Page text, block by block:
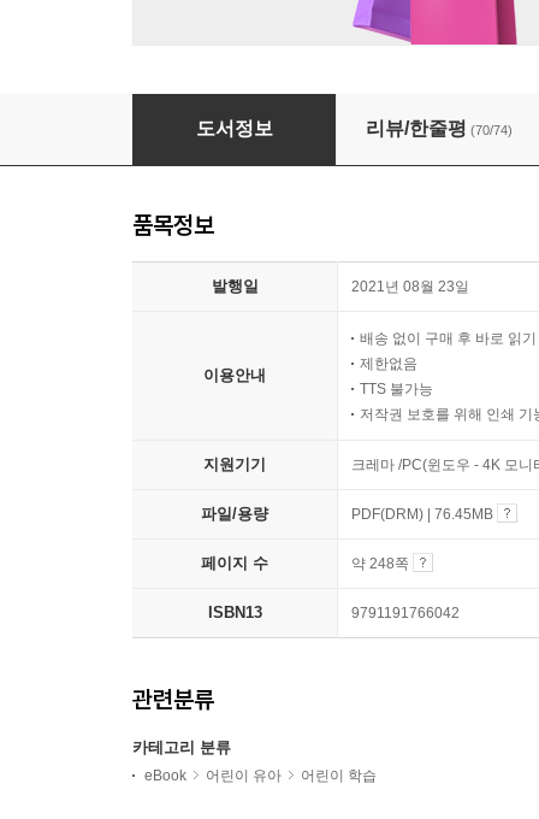
초등 사자소학
도서정보 리뷰/한줄평 (70/74)
품목정보
발행일 2021년 08월 23일
이용안내
배송 없이 구매 후 바로 읽기
제한없음
TTS 불가능
저작권 보호를 위해 인쇄 기
지원기기 크레마 /PC(윈도우 - 4K 모
파일/용량 PDF(DRM) | 76.45MB
페이지 수 약 248쪽
ISBN13 9791191766042
관련분류
카테고리 분류
eBook 어린이 유아 어린이 학습